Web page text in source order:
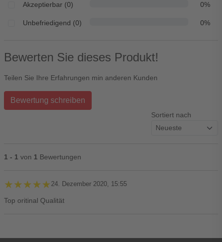
Akzeptierbar (0) 0%
Unbefriedigend (0) 0%
Bewerten Sie dieses Produkt!
Teilen Sie Ihre Erfahrungen min anderen Kunden
Bewertung schreiben
Sortiert nach
1 - 1 von 1 Bewertungen
★★★★★
★★★★★ 24. Dezember 2020, 15:55
Top oritinal Qualität